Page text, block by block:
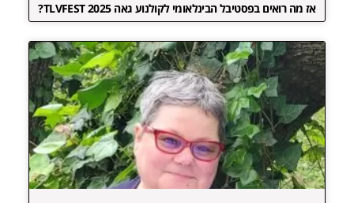
אז מה רואים בפסטיבל הבינלאומי לקולנוע גאה TLVFEST 2025?